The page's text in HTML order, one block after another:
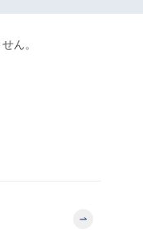
ん。